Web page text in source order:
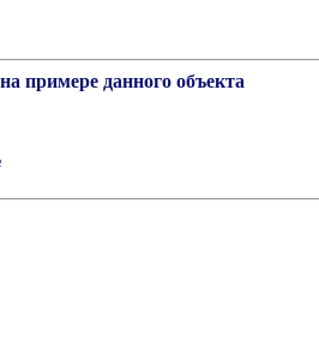
примере данного объекта